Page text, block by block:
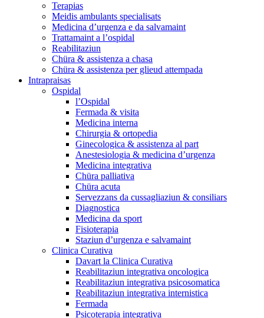
Terapias
Meidis ambulants specialisats
Medicina d’urgenza e da salvamaint
Trattamaint a l’ospidal
Reabilitaziun
Chüra & assistenza a chasa
Chüra & assistenza per glieud attempada
Intrapraisas
Ospidal
l’Ospidal
Fermada & visita
Medicina interna
Chirurgia & ortopedia
Ginecologica & assistenza al part
Anestesiologia & medicina d’urgenza
Medicina integrativa
Chüra palliativa
Chüra acuta
Servezzans da cussagliaziun & consiliars
Diagnostica
Medicina da sport
Fisioterapia
Staziun d’urgenza e salvamaint
Clinica Curativa
Davart la Clinica Curativa
Reabilitaziun integrativa oncologica
Reabilitaziun integrativa psicosomatica
Reabilitaziun integrativa internistica
Fermada
Psicoterapia integrativa